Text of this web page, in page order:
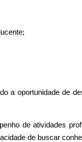
a oportunidade de
de atividades
de buscar